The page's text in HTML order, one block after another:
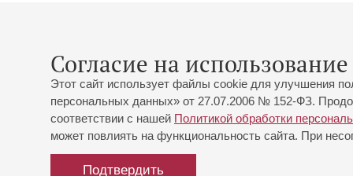
Согласие на
Этот сайт использует файлы cookie для улучшения
персональных данных» от 27.07.2006 № 152-ФЗ.
соответствии с нашей Политикой обработки
может повлиять на функциональность сайта. При
Подтвердить